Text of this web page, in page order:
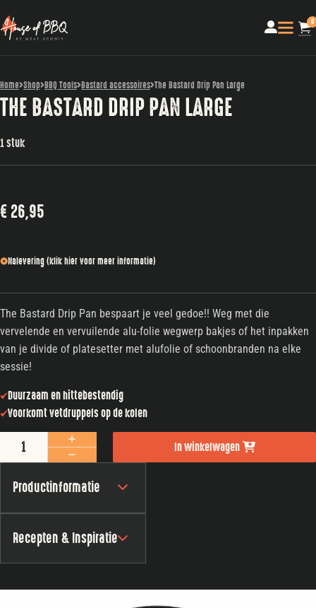
0
Home Shop BBQ Tools Bastard accessoires The Bastard Drip Pan Large
THE BASTARD DRIP PAN LARGE
1 stuk
€ 26,95
Nalevering (klik hier voor meer informatie)
The Bastard Drip Pan bespaart je veel gedoe!! Weg met die
vervelende en vervuilende alu-folie wegwerp bakjes of het inpakken
van je divide of platesetter met alufolie of schoonbranden na elke
sessie!
Duurzaam en hittebestendig​
Voorkomt vetdruppels op de kolen
The Bastard Drip Pan Large aantal In winkelwagen
Productinformatie
Recepten & Inspiratie